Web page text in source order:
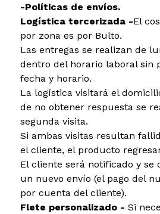
-Políticas de envíos.
Logística tercerizada -El
por zona es por Bulto.
Las entregas se realizan de
dentro del horario laboral sin
fecha y horario.
La logística visitará el
de no obtener respuesta se
segunda visita.
Si ambas visitas resultan
el cliente, el producto
El cliente será notificado y se
un nuevo envío (el pago del
por cuenta del cliente).
Flete personalizado - Si